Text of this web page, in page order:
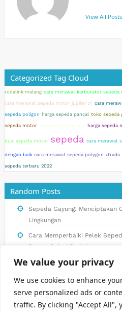
We value your privacy
We use cookies to enhance
serve personalized ads or
traffic. By clicking "Accept All",
View All Posts
Categorized Tag Cloud
rodalink malang cara merawat karburator sepeda
cara merawat sepeda motor jupiter z1 cara
sepeda poligon harga sepeda pancal toko sepeda
sepeda motor sepeda gunung mtb harga sepeda
busi sepeda motor sepeda cara merawat
dengan baik cara merawat sepeda polygon xtrada
sepeda terbaru 2022
Random Posts
Sepeda Gayung: Menciptakan
Lingkungan
Cara Memperbaiki Pelek
Retak: Solusi Praktis
Sepeda Vintage: Keindahan
Inovasi Sepeda Gayung: Masa
Berkelanjutan di Indonesia